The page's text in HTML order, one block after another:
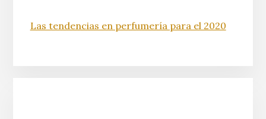
Las tendencias en perfumería para el 2020